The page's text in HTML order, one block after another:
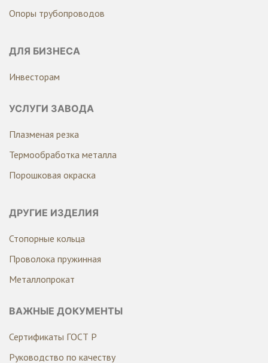
Опоры трубопроводов
ДЛЯ БИЗНЕСА
Инвесторам
УСЛУГИ ЗАВОДА
Плазменая резка
Термообработка металла
Порошковая окраска
ДРУГИЕ ИЗДЕЛИЯ
Стопорные кольца
Проволока пружинная
Металлопрокат
ВАЖНЫЕ ДОКУМЕНТЫ
Сертификаты ГОСТ Р
Руководство по качеству